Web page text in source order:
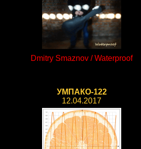
Dmitry Smaznov / Waterproof
УМПАКО-122
12.04.2017